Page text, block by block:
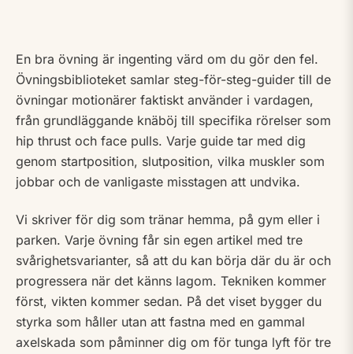
En bra övning är ingenting värd om du gör den fel.
Övningsbiblioteket samlar steg-för-steg-guider till de
övningar motionärer faktiskt använder i vardagen,
från grundläggande knäböj till specifika rörelser som
hip thrust och face pulls. Varje guide tar med dig
genom startposition, slutposition, vilka muskler som
jobbar och de vanligaste misstagen att undvika.
Vi skriver för dig som tränar hemma, på gym eller i
parken. Varje övning får sin egen artikel med tre
svårighetsvarianter, så att du kan börja där du är och
progressera när det känns lagom. Tekniken kommer
först, vikten kommer sedan. På det viset bygger du
styrka som håller utan att fastna med en gammal
axelskada som påminner dig om för tunga lyft för tre